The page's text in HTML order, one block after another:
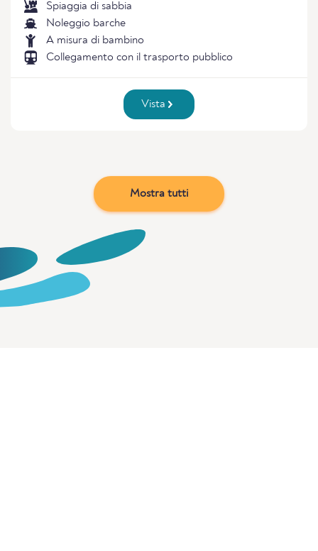
Spiaggia di sabbia
Noleggio barche
A misura di bambino
Collegamento con il trasporto pubblico
Vista
Mostra tutti